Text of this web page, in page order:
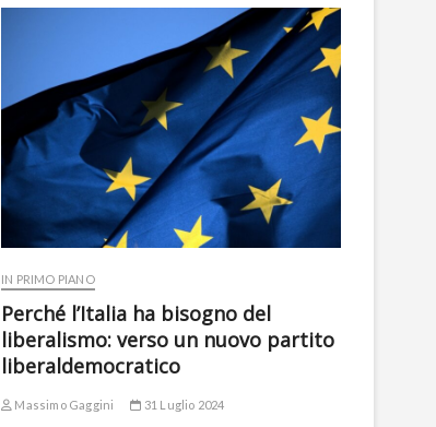
IN PRIMO PIANO
Perché l’Italia ha bisogno del
liberalismo: verso un nuovo partito
liberaldemocratico
Massimo Gaggini 31 Luglio 2024